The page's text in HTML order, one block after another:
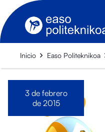
Inicio Easo Politeknikoa
3 de febrero
de 2015